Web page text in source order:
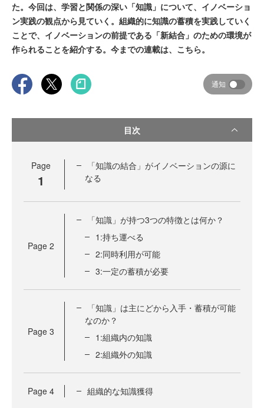
た。今回は、学習と関係の深い「知識」について、イノベーショ
ン実践の観点から見ていく。組織的に知識の蓄積を実践していく
ことで、イノベーションの前提である「新結合」のための環境が
作られることを紹介する。今までの連載は、こちら。
通知
目次
Page
1
「知識の結合」がイノベーションの源に
なる
Page 2
「知識」が持つ3つの特徴とは何か？
1:持ち運べる
2:同時利用が可能
3:一定の蓄積が必要
Page 3
「知識」は主にどから入手・蓄積が可能
なのか？
1:組織内の知識
2:組織外の知識
Page 4 組織的な知識獲得